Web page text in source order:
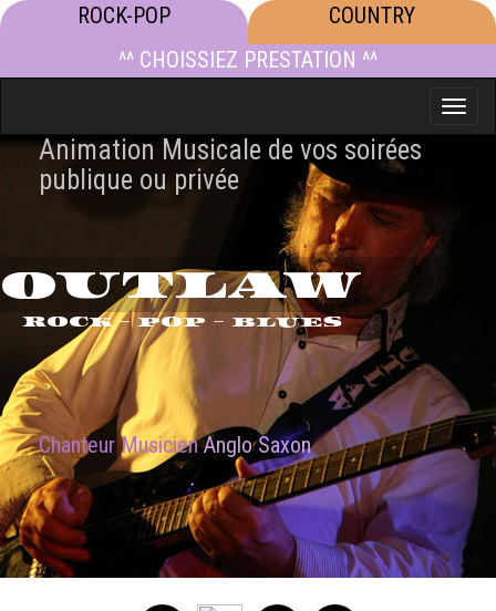
ROCK-POP
COUNTRY
^^ CHOISSIEZ PRESTATION ^^
Toggle
Animation Musicale de vos soirées
publique ou privée
OUTLAW
ROCK - POP - BLUES
Chanteur MusicienAnglo Saxon